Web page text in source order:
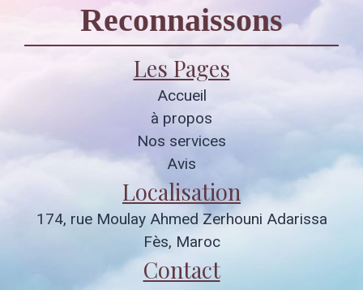
Reconnaissons
Les Pages
Accueil
à propos
Nos services
Avis
Localisation
174, rue Moulay Ahmed Zerhouni Adarissa
Fès, Maroc
Contact